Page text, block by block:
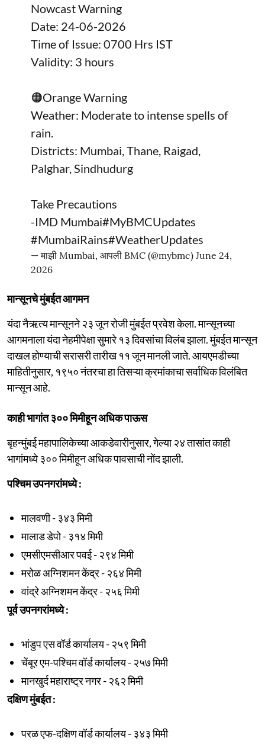
Nowcast Warning
Date: 24-06-2026
Time of Issue: 0700 Hrs IST
Validity: 3 hours
🟠Orange Warning
Weather: Moderate to intense spells of
rain.
Districts: Mumbai, Thane, Raigad,
Palghar, Sindhudurg
Take Precautions
-IMD Mumbai#MyBMCUpdates
#MumbaiRains#WeatherUpdates
— माझी Mumbai, आपली BMC (@mybmc) June 24,
2026
मान्सूनचे मुंबईत आगमन
यंदा नैऋत्य मान्सूनने २३ जून रोजी मुंबईत प्रवेश केला. मान्सूनच्या
आगमनाला यंदा नेहमीपेक्षा सुमारे १३ दिवसांचा विलंब झाला. मुंबईत मान्सून
दाखल होण्याची सरासरी तारीख ११ जून मानली जाते. आयएमडीच्या
माहितीनुसार, १९५० नंतरचा हा तिसऱ्या क्रमांकाचा सर्वाधिक विलंबित
मान्सून आहे.
काही भागांत ३०० मिमीहून अधिक पाऊस
बृहन्मुंबई महापालिकेच्या आकडेवारीनुसार, गेल्या २४ तासांत काही
भागांमध्ये ३०० मिमीहून अधिक पावसाची नोंद झाली.
पश्चिम उपनगरांमध्ये :
मालवणी - ३४३ मिमी
मालाड डेपो - ३१४ मिमी
एमसीएमसीआर पवई - २९४ मिमी
मरोळ अग्निशमन केंद्र - २६४ मिमी
वांद्रे अग्निशमन केंद्र - २५६ मिमी
पूर्व उपनगरांमध्ये :
भांडुप एस वॉर्ड कार्यालय - २५९ मिमी
चेंबूर एम-पश्चिम वॉर्ड कार्यालय - २५७ मिमी
मानखुर्द महाराष्ट्र नगर - २६२ मिमी
दक्षिण मुंबईत :
परळ एफ-दक्षिण वॉर्ड कार्यालय - ३४३ मिमी